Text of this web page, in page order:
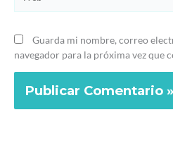
Guarda mi nombre, correo
navegador para la próxima vez que